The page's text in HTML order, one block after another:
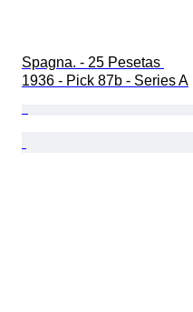
Spagna. - 25 Pesetas
1936 - Pick 87b - Series A